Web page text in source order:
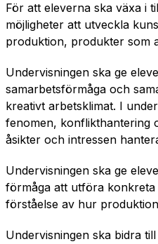
För att eleverna ska växa i
möjligheter att utveckla
produktion, produkter som
Undervisningen ska ge
samarbetsförmåga och
kreativt arbetsklimat. I
fenomen, konflikthantering
åsikter och intressen
Undervisningen ska ge
förmåga att utföra konkreta
förståelse av hur
Undervisningen ska bidra